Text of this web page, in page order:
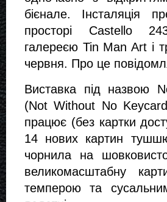
бієнале. Інсталяція
просторі Castello
галереєю Tin Man Art і
червня. Про це
Виставка під назвою
(Not Without No
працює (без картки
14 нових картин
чорнила на
великомасштабну
темперою та